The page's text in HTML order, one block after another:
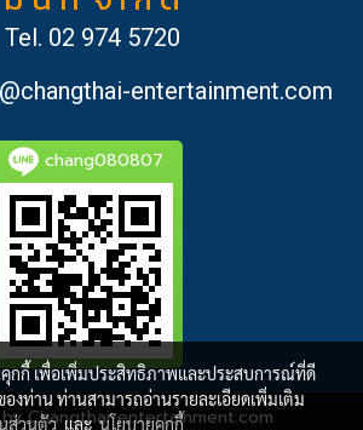
Tel. 02 974 5720
entertainment.com
chang080807
Changthai-entertainment.com
คุกกี้ เพื่อเพิ่มประสิทธิภาพและประสบการณ์ที่ดี
องท่าน ท่านสามารถอ่านรายละเอียดเพิ่มเติม
ส่วนตัวและนโยบายคุกกี้